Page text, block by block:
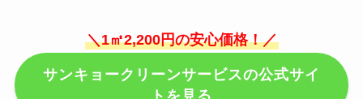
＼1㎡2,200円の安心価格！／
サンキョークリーンサービスの公式サイ
トを見る